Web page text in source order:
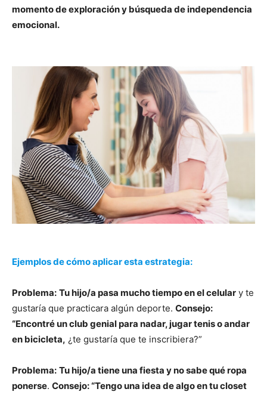
momento de exploración y búsqueda de independencia
emocional.
Ejemplos de cómo aplicar esta estrategia:
Problema: Tu hijo/a pasa mucho tiempo en el celular y te
gustaría que practicara algún deporte. Consejo:
“Encontré un club genial para nadar, jugar tenis o andar
en bicicleta, ¿te gustaría que te inscribiera?”
Problema: Tu hijo/a tiene una fiesta y no sabe qué ropa
ponerse. Consejo: “Tengo una idea de algo en tu closet